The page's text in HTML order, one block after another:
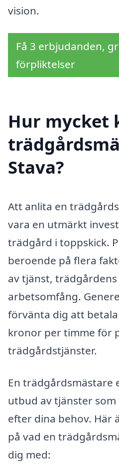
vision.
Få 3 erbjudanden,
förpliktelser
Hur mycket
Stava?
Att anlita en
vara en utmärkt
trädgård i toppskick.
beroende på flera
av tjänst,
arbetsomfång.
förvänta dig att
kronor per timme för
trädgårdstjänster.
En
utbud av tjänster som
efter dina behov. Här
på vad en
dig med: